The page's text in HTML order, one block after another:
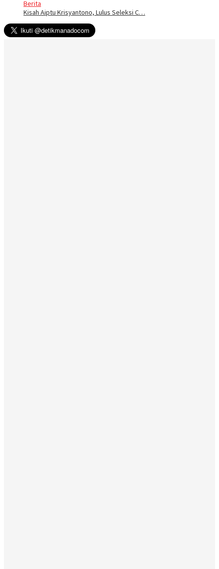
Berita
Kisah Aiptu Krisyantono, Lulus Seleksi C…